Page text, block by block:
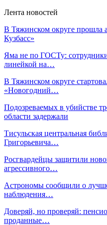
Лента новостей
В Тяжинском округе прошла
Кузбасс»
Яма не по ГОСТу:
линейкой на…
В Тяжинском округе
«Новогодний…
Подозреваемых в убийстве
области задержали
Тисульская центральная
Григорьевича…
Росгвардейцы защитили
агрессивного…
Астрономы сообщили о
наблюдения…
Доверяй, но проверяй:
проданные…